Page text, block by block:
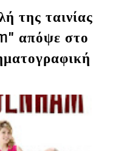
της ταινίας
απόψε στο